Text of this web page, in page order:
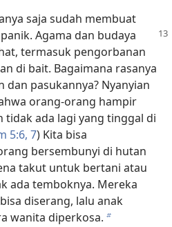
saja sudah membuat
Agama dan budaya
termasuk pengorbanan
di bait. Bagaimana rasanya
dan pasukannya? Nyanyian
orang-orang hampir
tidak ada lagi yang tinggal di
5:6, 7) Kita bisa
bersembunyi di hutan
takut untuk bertani atau
ada temboknya. Mereka
diserang, lalu anak
wanita diperkosa. b